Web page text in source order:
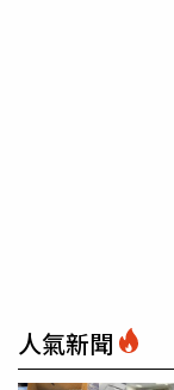
人氣新聞